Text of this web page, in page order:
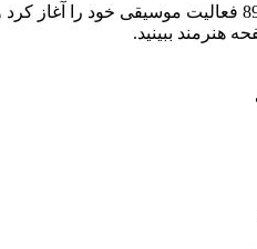
هنرمند ببینید.